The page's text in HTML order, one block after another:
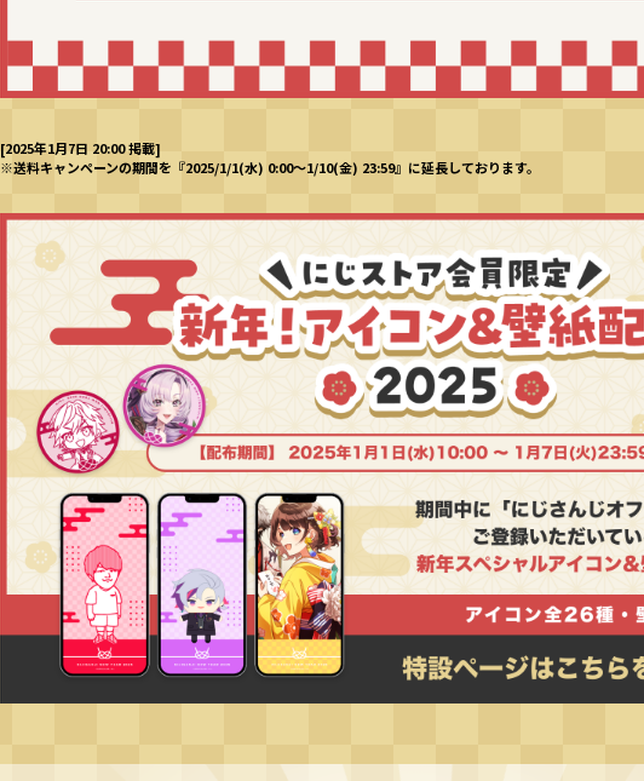
[2025年1月7日 20:00 掲載]
※送料キャンペーンの期間を『2025/1/1(水) 0:00～1/10(金) 23:59』に延長しております。